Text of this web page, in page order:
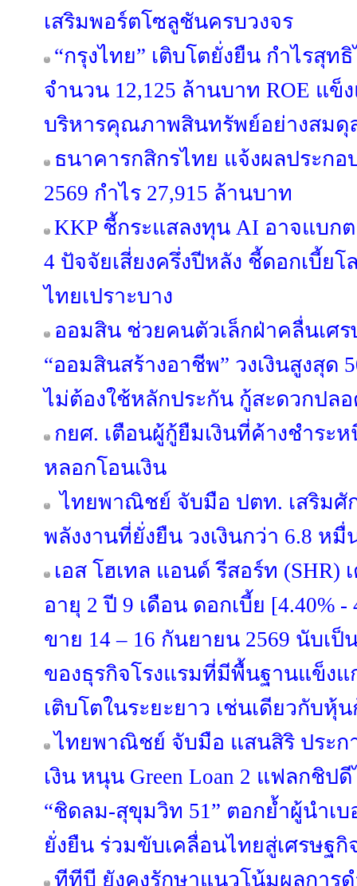
เสริมพอร์ตโซลูชันครบวงจร
“กรุงไทย” เติบโตยั่งยืน กำไรสุท
จำนวน 12,125 ล้านบาท ROE แข็
บริหารคุณภาพสินทรัพย์อย่างสมดุ
ธนาคารกสิกรไทย แจ้งผลประกอ
2569 กำไร 27,915 ล้านบาท
KKP ชี้กระแสลงทุน AI อาจแบก
4 ปัจจัยเสี่ยงครึ่งปีหลัง ชี้ดอกเบี้ยโ
ไทยเปราะบาง
ออมสิน ช่วยคนตัวเล็กฝ่าคลื่นเศร
“ออมสินสร้างอาชีพ” วงเงินสูงสุด
ไม่ต้องใช้หลักประกัน กู้สะดวกปล
กยศ. เตือนผู้กู้ยืมเงินที่ค้างชำระ
หลอกโอนเงิน
ไทยพาณิชย์ จับมือ ปตท. เสริมศั
พลังงานที่ยั่งยืน วงเงินกว่า 6.8 ห
เอส โฮเทล แอนด์ รีสอร์ท
อายุ 2 ปี 9 เดือน ดอกเบี้ย [4.40%
ขาย 14 – 16 กันยายน 2569 นับเ
ของธุรกิจโรงแรมที่มีพื้นฐานแข็ง
เติบโตในระยะยาว เช่นเดียวกับหุ้
ไทยพาณิชย์ จับมือ แสนสิริ ประก
เงิน หนุน Green Loan 2 แฟลกชิป
“ชิดลม-สุขุมวิท 51” ตอกย้ำผู้นำเ
ยั่งยืน ร่วมขับเคลื่อนไทยสู่เศรษฐ
ทีทีบี ยังคงรักษาแนวโน้มผลการ